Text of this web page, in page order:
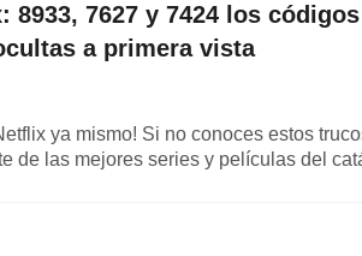
7627 y 7424 los
a primera vista
ya mismo! Si no conoces estos
de las mejores series y películas del